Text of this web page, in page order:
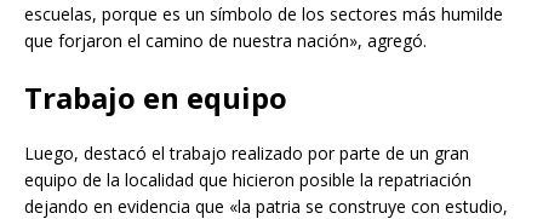
escuelas, porque es un símbolo de los sectores más humilde
que forjaron el camino de nuestra nación», agregó.
Trabajo en equipo
Luego, destacó el trabajo realizado por parte de un gran
equipo de la localidad que hicieron posible la repatriación
dejando en evidencia que «la patria se construye con estudio,